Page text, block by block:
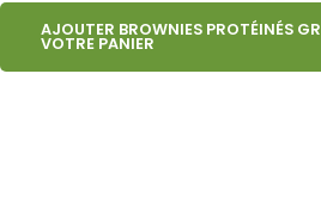
AJOUTER BROWNIES PROTÉINÉS
VOTRE PANIER